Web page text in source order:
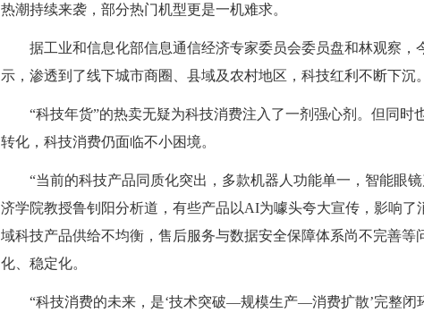
热潮持续来袭，部分热门机型更是一机难求。
据工业和信息化部信息通信经济专家委员会委员盘和林观察，
示，渗透到了线下城市商圈、县域及农村地区，科技红利不断下沉。
“科技年货”的热卖无疑为科技消费注入了一剂强心剂。但同时
转化，科技消费仍面临不小困境。
“当前的科技产品同质化突出，多款机器人功能单一，智能眼镜
济学院教授鲁钊阳分析道，有些产品以AI为噱头夸大宣传，影响了
域科技产品供给不均衡，售后服务与数据安全保障体系尚不完善等
化、稳定化。
“科技消费的未来，是‘技术突破—规模生产—消费扩散’完整闭环